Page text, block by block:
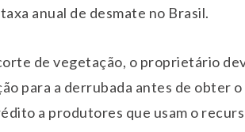
anual de desmate no Brasil.
de vegetação, o proprietário
para a derrubada antes de obter
a produtores que usam o